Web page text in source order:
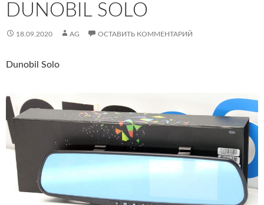
DUNOBIL SOLO
18.09.2020 AG ОСТАВИТЬ КОММЕНТАРИЙ
Dunobil Solo